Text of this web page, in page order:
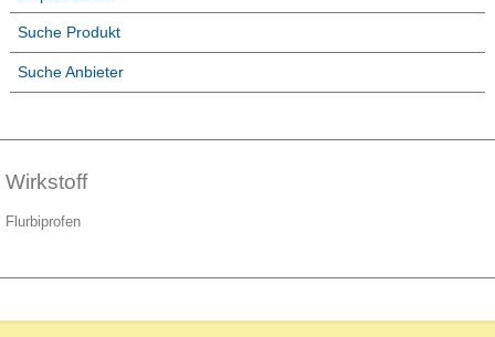
Suche Produkt
Suche Anbieter
Wirkstoff
Flurbiprofen